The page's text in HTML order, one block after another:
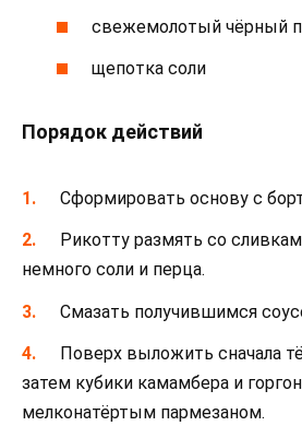
свежемолотый чёрный
щепотка соли
Порядок действий
Сформировать основу с
Рикотту размять со
немного соли и перца.
Смазать получившимся
Поверх выложить сначала
затем кубики камамбера и
мелконатёртым пармезаном.